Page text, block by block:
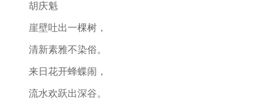
胡庆魁
崖壁吐出一棵树，
清新素雅不染俗。
来日花开蜂蝶闹，
流水欢跃出深谷。